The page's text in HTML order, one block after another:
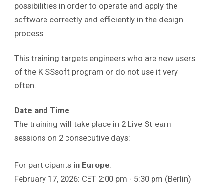
possibilities in order to operate and apply the
software correctly and efficiently in the design
process
This training targets engineers who are new users
of the KISSsoft program or do not use it very
often.
Date and Time
The training will take place in 2 Live Stream
sessions on 2 consecutive days:
For participants in Europe:
February 17, 2026: CET 2:00 pm - 5:30 pm (Berlin)